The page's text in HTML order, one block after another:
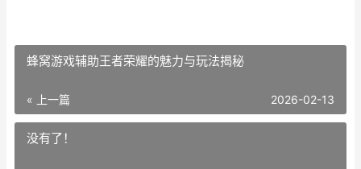
蜂窝游戏辅助王者荣耀的魅力与玩法揭秘
« 上一篇 2026-02-13
没有了！